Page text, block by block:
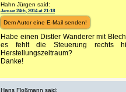
Hahn Jürgen said:
Januar 24th, 2014 at 21:18
Dem Autor eine E-Mail senden!
Habe einen Distler Wanderer mit
es fehlt die Steuerung rechts
Herstellungszeitraum?
Danke!
Hans Floßmann said: